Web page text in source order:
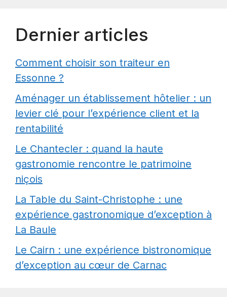
Dernier articles
Comment choisir son traiteur en
Essonne ?
Aménager un établissement hôtelier : un
levier clé pour l’expérience client et la
rentabilité
Le Chantecler : quand la haute
gastronomie rencontre le patrimoine
niçois
La Table du Saint-Christophe : une
expérience gastronomique d’exception à
La Baule
Le Cairn : une expérience bistronomique
d’exception au cœur de Carnac